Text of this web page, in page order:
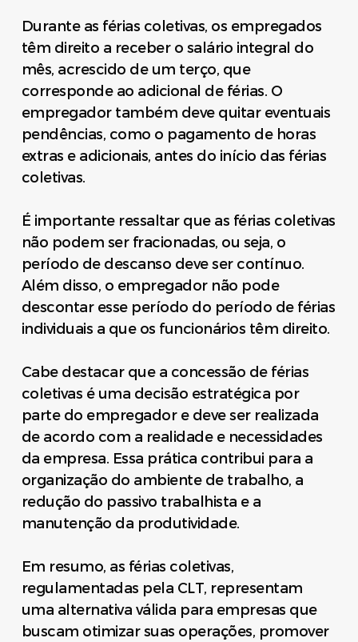
Durante as férias coletivas, os empregados
têm direito a receber o salário integral do
mês, acrescido de um terço, que
corresponde ao adicional de férias. O
empregador também deve quitar eventuais
pendências, como o pagamento de horas
extras e adicionais, antes do início das férias
coletivas.
É importante ressaltar que as férias coletivas
não podem ser fracionadas, ou seja, o
período de descanso deve ser contínuo.
Além disso, o empregador não pode
descontar esse período do período de férias
individuais a que os funcionários têm direito.
Cabe destacar que a concessão de férias
coletivas é uma decisão estratégica por
parte do empregador e deve ser realizada
de acordo com a realidade e necessidades
da empresa. Essa prática contribui para a
organização do ambiente de trabalho, a
redução do passivo trabalhista e a
manutenção da produtividade.
Em resumo, as férias coletivas,
regulamentadas pela CLT, representam
uma alternativa válida para empresas que
buscam otimizar suas operações, promover